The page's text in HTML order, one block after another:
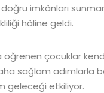
imkânları
hâline geldi.
öğrenen çocuklar
sağlam adımlarla
geleceği etkiliyor.
me